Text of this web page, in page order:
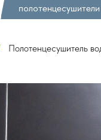
полотенцесушители
Полотенцесушитель